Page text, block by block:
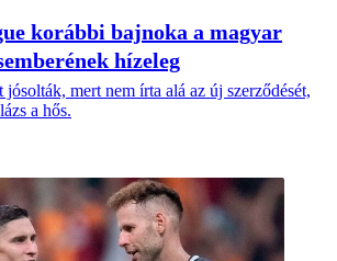
korábbi bajnoka a magyar
hízeleg
jósolták, mert nem írta alá az új szerződését,
a hős.